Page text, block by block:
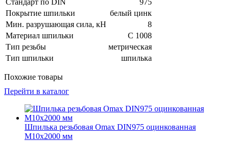
Покрытие шпильки
белый цинк
Мин. разрушающая сила, кН
8
Материал шпильки
C 1008
Тип резьбы
метрическая
Тип шпильки
шпилька
Похожие товары
Перейти в каталог
Шпилька резьбовая Omax DIN975 оцинкованная
М10х2000 мм